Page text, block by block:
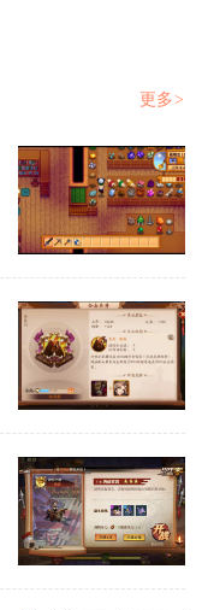
更多>
，兼具稳定赚钱、推进
绊、兵种配比、怒气节
整流程为完美通关冲霄